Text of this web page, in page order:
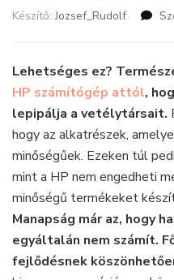
Készítő:Jozsef_Rudolf
Lehetséges ez?
HP számítógép attól,
lepipálja a vetélytársait.
hogy az alkatrészek,
minőségűek. Ezeken túl
mint a HP nem engedheti
minőségű termékeket
Manapság már az, hogy
egyáltalán nem számít.
fejlődésnek